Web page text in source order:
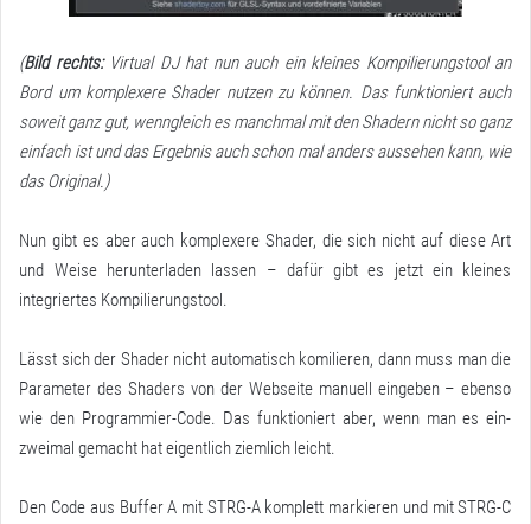
(Bild rechts: Virtual DJ hat nun auch ein kleines Kompilierungstool an
Bord um komplexere Shader nutzen zu können. Das funktioniert auch
soweit ganz gut, wenngleich es manchmal mit den Shadern nicht so ganz
einfach ist und das Ergebnis auch schon mal anders aussehen kann, wie
das Original.)
Nun gibt es aber auch komplexere Shader, die sich nicht auf diese Art
und Weise herunterladen lassen – dafür gibt es jetzt ein kleines
integriertes Kompilierungstool.
Lässt sich der Shader nicht automatisch komilieren, dann muss man die
Parameter des Shaders von der Webseite manuell eingeben – ebenso
wie den Programmier-Code. Das funktioniert aber, wenn man es ein-
zweimal gemacht hat eigentlich ziemlich leicht.
Den Code aus Buffer A mit STRG-A komplett markieren und mit STRG-C